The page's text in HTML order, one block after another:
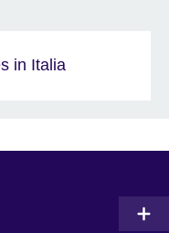
in Italia